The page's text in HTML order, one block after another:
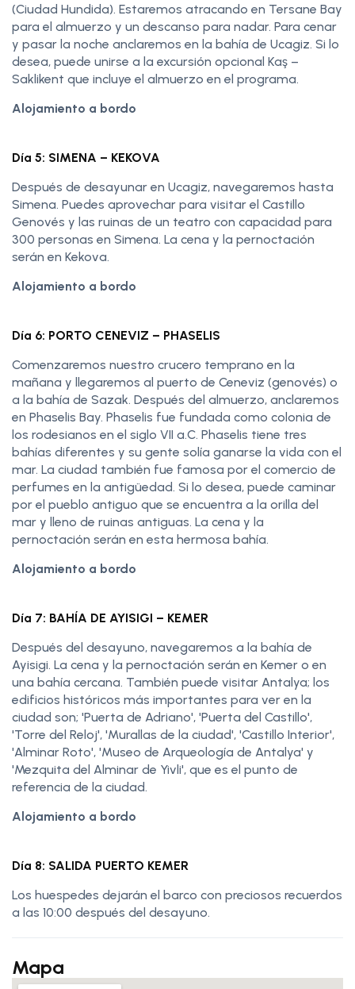
(Ciudad Hundida). Estaremos atracando en Tersane Bay
para el almuerzo y un descanso para nadar. Para cenar
y pasar la noche anclaremos en la bahía de Ucagiz. Si lo
desea, puede unirse a la excursión opcional Kaş –
Saklikent que incluye el almuerzo en el programa.
Alojamiento a bordo
Día 5: SIMENA – KEKOVA
Después de desayunar en Ucagiz, navegaremos hasta
Simena. Puedes aprovechar para visitar el Castillo
Genovés y las ruinas de un teatro con capacidad para
300 personas en Simena. La cena y la pernoctación
serán en Kekova.
Alojamiento a bordo
Día 6: PORTO CENEVIZ – PHASELIS
Comenzaremos nuestro crucero temprano en la
mañana y llegaremos al puerto de Ceneviz (genovés) o
a la bahía de Sazak. Después del almuerzo, anclaremos
en Phaselis Bay. Phaselis fue fundada como colonia de
los rodesianos en el siglo VII a.C. Phaselis tiene tres
bahías diferentes y su gente solía ganarse la vida con el
mar. La ciudad también fue famosa por el comercio de
perfumes en la antigüedad. Si lo desea, puede caminar
por el pueblo antiguo que se encuentra a la orilla del
mar y lleno de ruinas antiguas. La cena y la
pernoctación serán en esta hermosa bahía.
Alojamiento a bordo
Día 7: BAHÍA DE AYISIGI – KEMER
Después del desayuno, navegaremos a la bahía de
Ayisigi. La cena y la pernoctación serán en Kemer o en
una bahía cercana. También puede visitar Antalya; los
edificios históricos más importantes para ver en la
ciudad son; 'Puerta de Adriano', 'Puerta del Castillo',
'Torre del Reloj', 'Murallas de la ciudad', 'Castillo Interior',
'Alminar Roto', 'Museo de Arqueología de Antalya' y
'Mezquita del Alminar de Yivli', que es el punto de
referencia de la ciudad.
Alojamiento a bordo
Día 8: SALIDA PUERTO KEMER
Los huespedes dejarán el barco con preciosos recuerdos
a las 10:00 después del desayuno.
Mapa